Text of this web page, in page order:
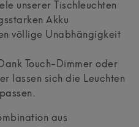
unserer Tischleuchten
Akku
völlige Unabhängigkeit
Dank Touch-Dimmer oder
lassen sich die Leuchten
aus